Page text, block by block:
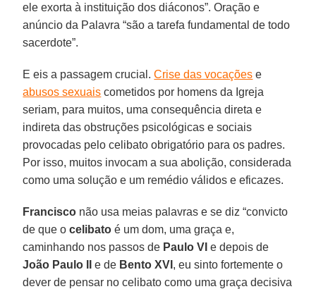
ele exorta à instituição dos diáconos”. Oração e
anúncio da Palavra “são a tarefa fundamental de todo
sacerdote”.
E eis a passagem crucial.Crise das vocações e
abusos sexuais cometidos por homens da Igreja
seriam, para muitos, uma consequência direta e
indireta das obstruções psicológicas e sociais
provocadas pelo celibato obrigatório para os padres.
Por isso, muitos invocam a sua abolição, considerada
como uma solução e um remédio válidos e eficazes.
Francisco não usa meias palavras e se diz “convicto
de que ocelibato é um dom, uma graça e,
caminhando nos passos de Paulo VI e depois de
João Paulo II
e de Bento XVI , eu sinto fortemente o
dever de pensar no celibato como uma graça decisiva